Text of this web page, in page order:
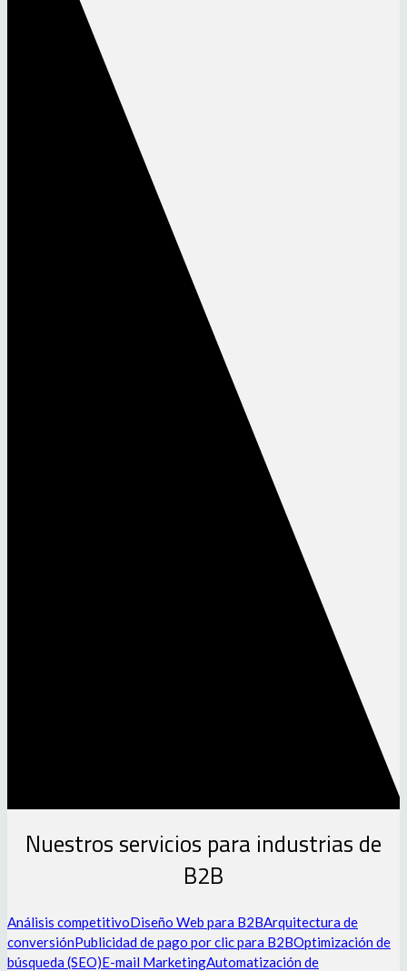
Nuestros servicios para industrias de
B2B
Análisis competitivoDiseño Web para B2BArquitectura de
conversiónPublicidad de pago por clic para B2BOptimización de
búsqueda (SEO)E-mail MarketingAutomatización de